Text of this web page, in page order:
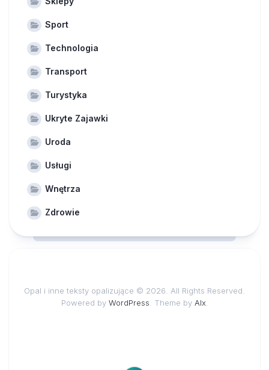
Sport
Technologia
Transport
Turystyka
Ukryte Zajawki
Uroda
Usługi
Wnętrza
Zdrowie
Opal i inne teksty opalizujące © 2026. All Rights Reserved.
Powered by WordPress . Theme by Alx